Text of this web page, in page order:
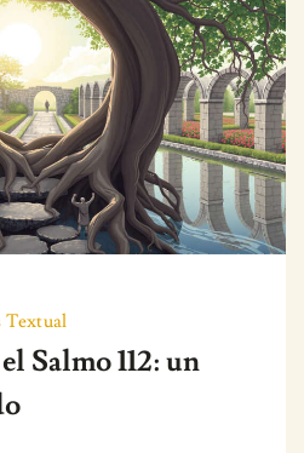
Textual
Salmo 112: un